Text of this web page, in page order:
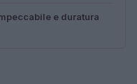
e duratura